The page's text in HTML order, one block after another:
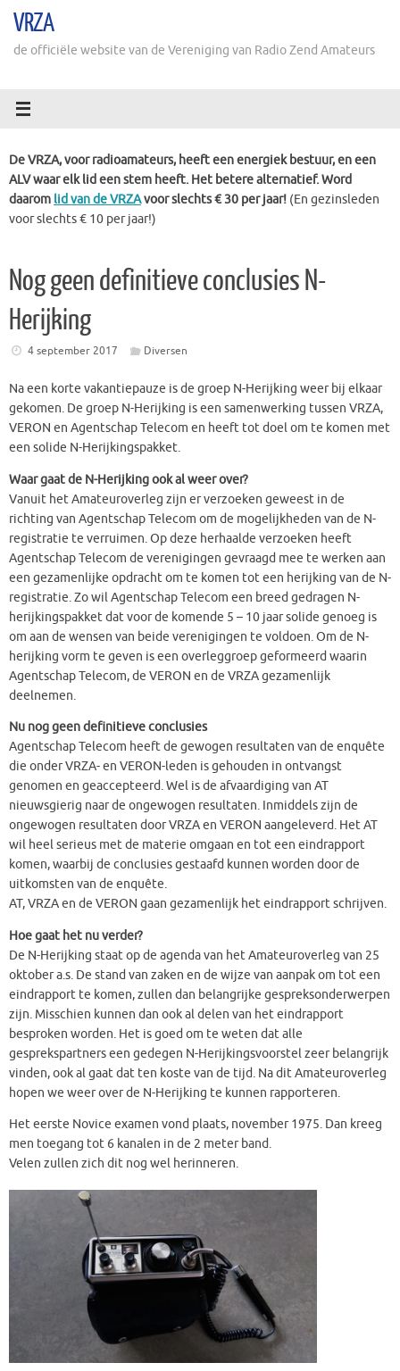
naarVRZA
de officiële website van de Vereniging van Radio Zend Amateurs
De VRZA, voor radioamateurs, heeft een energiek bestuur, en een
ALV waar elk lid een stem heeft. Het betere alternatief. Word
daarom lid van de VRZAvoor slechts € 30 per jaar! (En gezinsleden
voor slechts € 10 per jaar!)
Nog geen definitieve conclusies N-
Herijking
4 september 2017 Diversen
Na een korte vakantiepauze is de groep N-Herijking weer bij elkaar
gekomen. De groep N-Herijking is een samenwerking tussen VRZA,
VERON en Agentschap Telecom en heeft tot doel om te komen met
een solide N-Herijkingspakket.
Waar gaat de N-Herijking ook al weer over?
Vanuit het Amateuroverleg zijn er verzoeken geweest in de
richting van Agentschap Telecom om de mogelijkheden van de N-
registratie te verruimen. Op deze herhaalde verzoeken heeft
Agentschap Telecom de verenigingen gevraagd mee te werken aan
een gezamenlijke opdracht om te komen tot een herijking van de N-
registratie. Zo wil Agentschap Telecom een breed gedragen N-
herijkingspakket dat voor de komende 5 – 10 jaar solide genoeg is
om aan de wensen van beide verenigingen te voldoen. Om de N-
herijking vorm te geven is een overleggroep geformeerd waarin
Agentschap Telecom, de VERON en de VRZA gezamenlijk
deelnemen.
Nu nog geen definitieve conclusies
Agentschap Telecom heeft de gewogen resultaten van de enquête
die onder VRZA- en VERON-leden is gehouden in ontvangst
genomen en geaccepteerd. Wel is de afvaardiging van AT
nieuwsgierig naar de ongewogen resultaten. Inmiddels zijn de
ongewogen resultaten door VRZA en VERON aangeleverd. Het AT
wil heel serieus met de materie omgaan en tot een eindrapport
komen, waarbij de conclusies gestaafd kunnen worden door de
uitkomsten van de enquête.
AT, VRZA en de VERON gaan gezamenlijk het eindrapport schrijven.
Hoe gaat het nu verder?
De N-Herijking staat op de agenda van het Amateuroverleg van 25
oktober a.s. De stand van zaken en de wijze van aanpak om tot een
eindrapport te komen, zullen dan belangrijke gespreksonderwerpen
zijn. Misschien kunnen dan ook al delen van het eindrapport
besproken worden. Het is goed om te weten dat alle
gesprekspartners een gedegen N-Herijkingsvoorstel zeer belangrijk
vinden, ook al gaat dat ten koste van de tijd. Na dit Amateuroverleg
hopen we weer over de N-Herijking te kunnen rapporteren.
Het eerste Novice examen vond plaats, november 1975. Dan kreeg
men toegang tot 6 kanalen in de 2 meter band.
Velen zullen zich dit nog wel herinneren.